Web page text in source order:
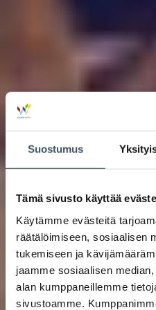
Suostumus
Tämä sivusto käyttää
Käytämme evästeitä
räätälöimiseen, sosiaalisen
tukemiseen ja
jaamme sosiaalisen
alan kumppaneillemme
sivustoamme.